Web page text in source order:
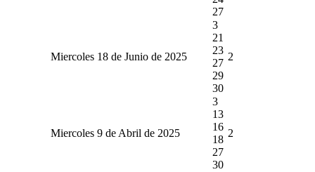
27
Miercoles 18 de Junio de 2025
3
21
23
27
29
30
2
Miercoles 9 de Abril de 2025
3
13
16
18
27
30
2